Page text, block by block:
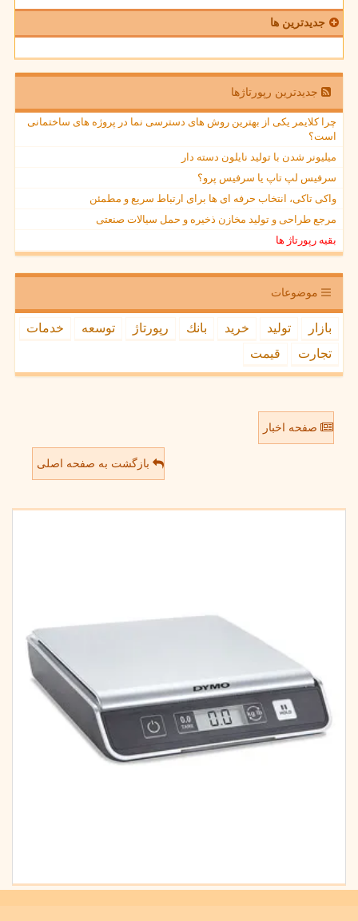
جدیدترین ها
جدیدترین رپورتاژها
چرا کلایمر یکی از بهترین روش های دسترسی نما در پروژه های ساختمانی
است؟
میلیونر شدن با تولید نایلون دسته دار
سرفیس لپ تاپ یا سرفیس پرو؟
واکی تاکی، انتخاب حرفه ای ها برای ارتباط سریع و مطمئن
مرجع طراحی و تولید مخازن ذخیره و حمل سیالات صنعتی
بقیه رپورتاژ ها
موضوعات
بازار تولید خرید بانك رپورتاژ توسعه
خدمات
تجارت
قیمت
صفحه اخبار
بازگشت به صفحه اصلی